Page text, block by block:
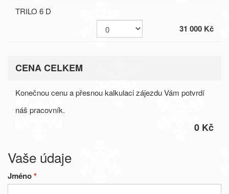
TRILO 6 D
31 000 Kč
CENA CELKEM
Konečnou cenu a přesnou kalkulaci zájezdu Vám potvrdí
náš pracovník.
0 Kč
Vaše údaje
Jméno*